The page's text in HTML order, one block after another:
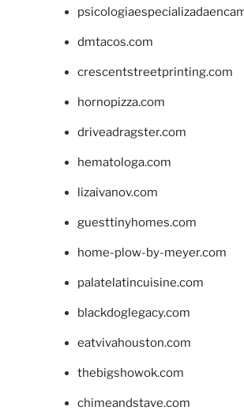
dmtacos.com
crescentstreetprinting.com
hornopizza.com
driveadragster.com
hematologa.com
lizaivanov.com
guesttinyhomes.com
home-plow-by-meyer.com
palatelatincuisine.com
blackdoglegacy.com
eatvivahouston.com
thebigshowok.com
chimeandstave.com